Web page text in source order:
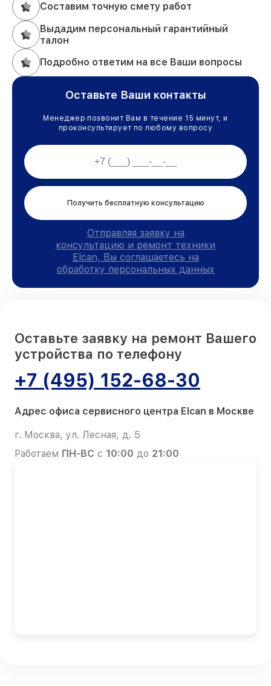
Составим точную смету работ
Выдадим персональный гарантийный
талон
Подробно ответим на все Ваши вопросы
Оставьте Ваши контакты
Менеджер позвонит Вам в течение 15 минут, и
проконсультирует по любому вопросу
Получить бесплатную консультацию
Отправляя заявку на
консультацию и ремонт техники
Elcan, Вы соглашаетесь на
обработку персональных данных
Оставьте заявку на ремонт Вашего
устройства по телефону
+7 (495) 152-68-30
Адрес офиса сервисного центра Elcan в Москве
г. Москва, ул. Лесная, д. 5
Работаем ПН-ВС с 10:00 до 21:00